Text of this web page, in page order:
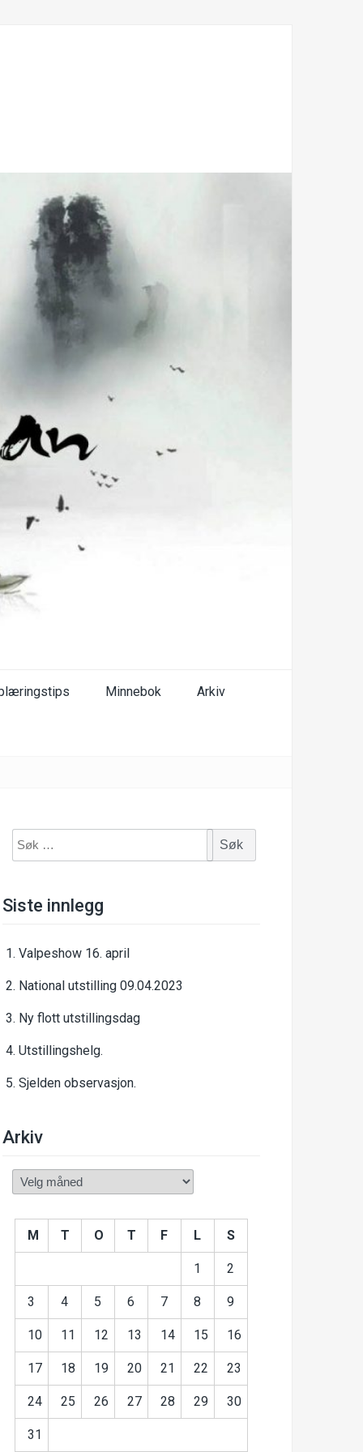
Minnebok Arkiv
Søk
etter:
Siste innlegg
Valpeshow 16. april
National utstilling 09.04.2023
Ny flott utstillingsdag
Utstillingshelg.
Sjelden observasjon.
Arkiv
Arkiv
M T O T F L S
1 2
3 4 5 6 7 8 9
10 11 12 13 14 15 16
17 18 19 20 21 22 23
24 25 26 27 28 29 30
31